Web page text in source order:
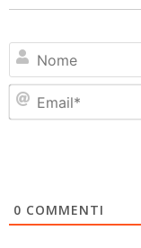
0 COMMENTI